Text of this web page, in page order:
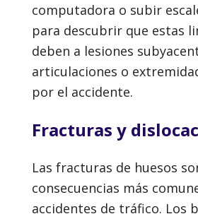
computadora o subir
para descubrir que estas
deben a lesiones
articulaciones o
por el accidente.
Fracturas y
Las fracturas de huesos
consecuencias más
accidentes de tráfico. Los